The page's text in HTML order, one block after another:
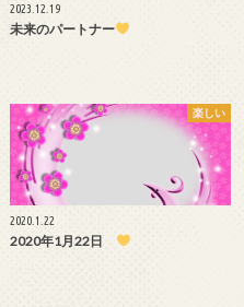
2023.12.19
未来のパートナー
楽しい
2020.1.22
2020年1月22日